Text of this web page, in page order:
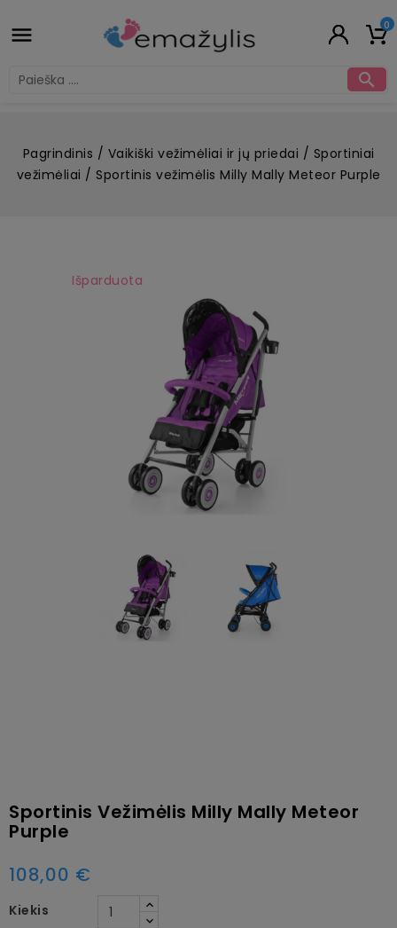
 0

Pagrindinis Vaikiški vežimėliai ir jų priedai
Sportiniai
vežimėliai
Sportinis vežimėlis Milly Mally Meteor Purple
Išparduota
Sportinis Vežimėlis Milly Mally Meteor
Purple
108,00 €
Kiekis